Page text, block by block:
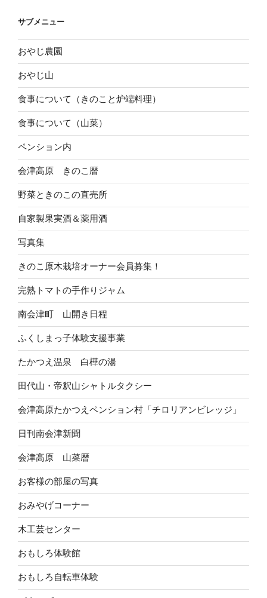
稿
サブメニュー
おやじ農園
おやじ山
食事について（きのこと炉端料理）
食事について（山菜）
ペンション内
会津高原 きのこ暦
野菜ときのこの直売所
自家製果実酒＆薬用酒
写真集
きのこ原木栽培オーナー会員募集！
完熟トマトの手作りジャム
南会津町 山開き日程
ふくしまっ子体験支援事業
たかつえ温泉 白樺の湯
田代山・帝釈山シャトルタクシー
会津高原たかつえペンション村「チロリアンビレッジ」
日刊南会津新聞
会津高原 山菜暦
お客様の部屋の写真
おみやげコーナー
木工芸センター
おもしろ体験館
おもしろ自転車体験